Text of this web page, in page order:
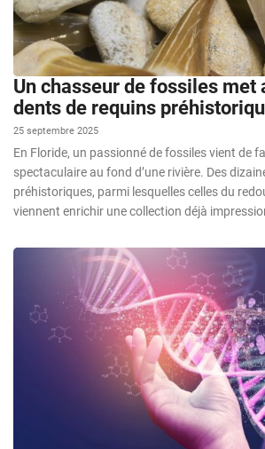
Un chasseur de fossiles met
dents de requins
25 septembre 2025
En Floride, un passionné de fossiles vient de
spectaculaire au fond d’une rivière. Des
préhistoriques, parmi lesquelles celles du
viennent enrichir une collection déjà